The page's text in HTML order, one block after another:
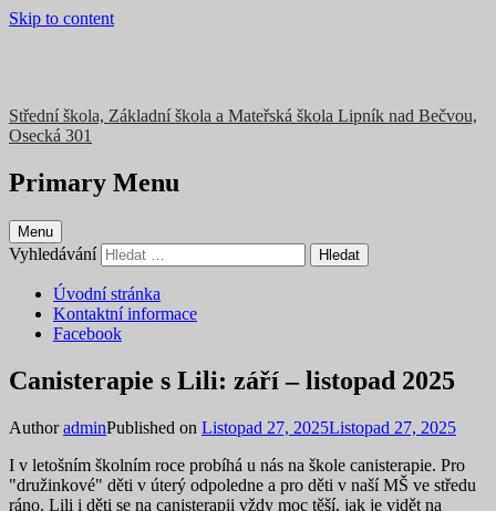
Skip to content
Střední škola, Základní škola a Mateřská škola Lipník nad Bečvou,
Osecká 301
Primary Menu
Menu
Vyhledávání
Úvodní stránka
Kontaktní informace
Facebook
Canisterapie s Lili: září – listopad 2025
AuthoradminPublished on Listopad 27, 2025Listopad 27, 2025
I v letošním školním roce probíhá u nás na škole canisterapie. Pro
"družinkové" děti v úterý odpoledne a pro děti v naší MŠ ve středu
ráno. Lili i děti se na canisterapii vždy moc těší, jak je vidět na